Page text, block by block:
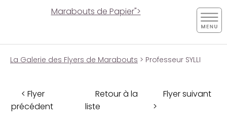
Marabouts de Papier">
La Galerie des Flyers de Marabouts > Professeur SYLLI
< Flyer
précédent
Retour à la
liste
Flyer suivant
>